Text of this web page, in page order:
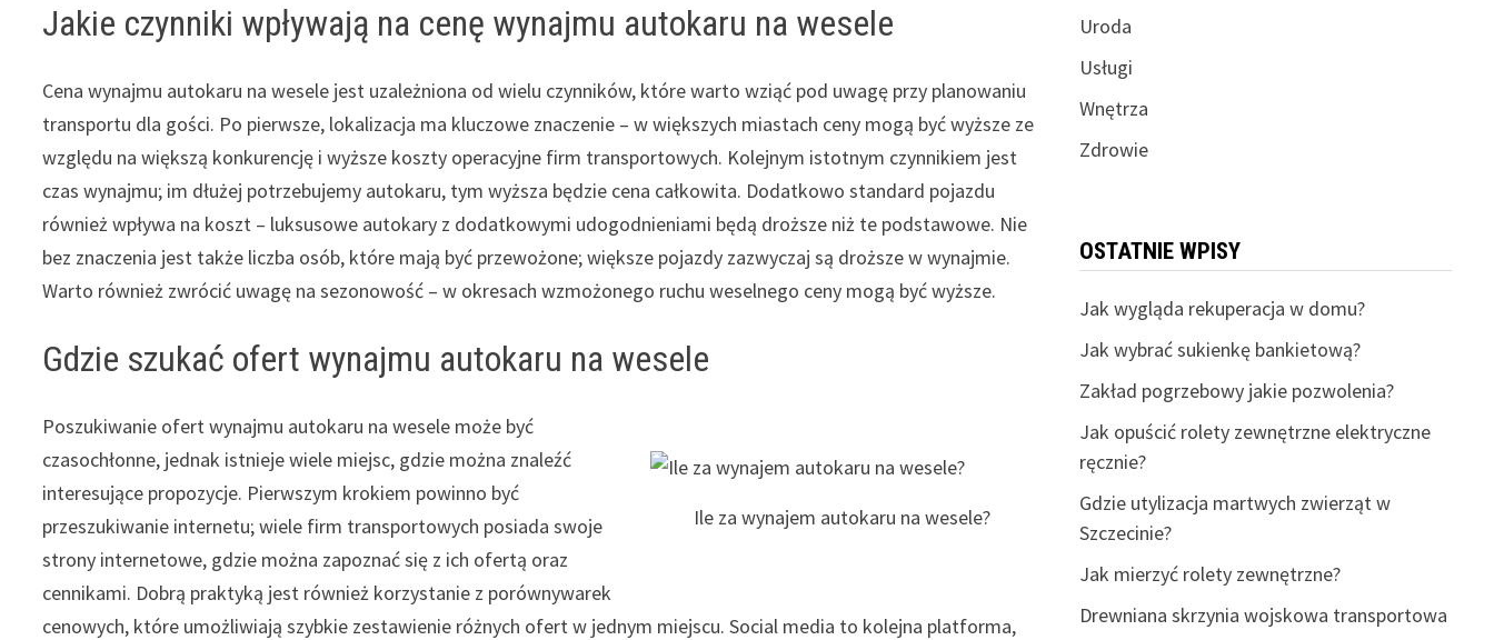
Jakie czynniki wpływają na cenę wynajmu autokaru na wesele
Cena wynajmu autokaru na wesele jest uzależniona od wielu czynników, które warto wziąć pod uwagę przy planowaniu
transportu dla gości. Po pierwsze, lokalizacja ma kluczowe znaczenie – w większych miastach ceny mogą być wyższe ze
względu na większą konkurencję i wyższe koszty operacyjne firm transportowych. Kolejnym istotnym czynnikiem jest
czas wynajmu; im dłużej potrzebujemy autokaru, tym wyższa będzie cena całkowita. Dodatkowo standard pojazdu
również wpływa na koszt – luksusowe autokary z dodatkowymi udogodnieniami będą droższe niż te podstawowe. Nie
bez znaczenia jest także liczba osób, które mają być przewożone; większe pojazdy zazwyczaj są droższe w wynajmie.
Warto również zwrócić uwagę na sezonowość – w okresach wzmożonego ruchu weselnego ceny mogą być wyższe.
Gdzie szukać ofert wynajmu autokaru na wesele
Ile za wynajem autokaru na wesele?
Poszukiwanie ofert wynajmu autokaru na wesele może być
czasochłonne, jednak istnieje wiele miejsc, gdzie można znaleźć
interesujące propozycje. Pierwszym krokiem powinno być
przeszukiwanie internetu; wiele firm transportowych posiada swoje
strony internetowe, gdzie można zapoznać się z ich ofertą oraz
cennikami. Dobrą praktyką jest również korzystanie z porównywarek
cenowych, które umożliwiają szybkie zestawienie różnych ofert w jednym miejscu. Social media to kolejna platforma,
Uroda
Usługi
Wnętrza
Zdrowie
OSTATNIE WPISY
Jak wygląda rekuperacja w domu?
Jak wybrać sukienkę bankietową?
Zakład pogrzebowy jakie pozwolenia?
Jak opuścić rolety zewnętrzne elektryczne
ręcznie?
Gdzie utylizacja martwych zwierząt w
Szczecinie?
Jak mierzyć rolety zewnętrzne?
Drewniana skrzynia wojskowa transportowa